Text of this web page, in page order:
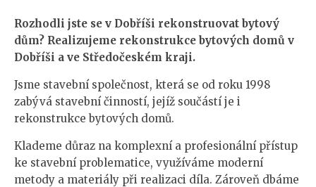
Rozhodli jste se v Dobříši rekonstruovat bytový
dům? Realizujeme rekonstrukce bytových domů v
Dobříši a ve Středočeském kraji.
Jsme stavební společnost, která se od roku 1998
zabývá stavební činností, jejíž součástí je i
rekonstrukce bytových domů.
Klademe důraz na komplexní a profesionální přístup
ke stavební problematice, využíváme moderní
metody a materiály při realizaci díla. Zároveň dbáme